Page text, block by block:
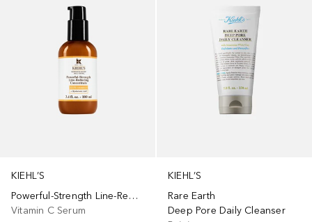
KIEHL’S
Powerful-Strength Line-Reducing Concentrate
Vitamin C Serum
KIEHL’S
Rare Earth
Deep Pore Daily Cleanser